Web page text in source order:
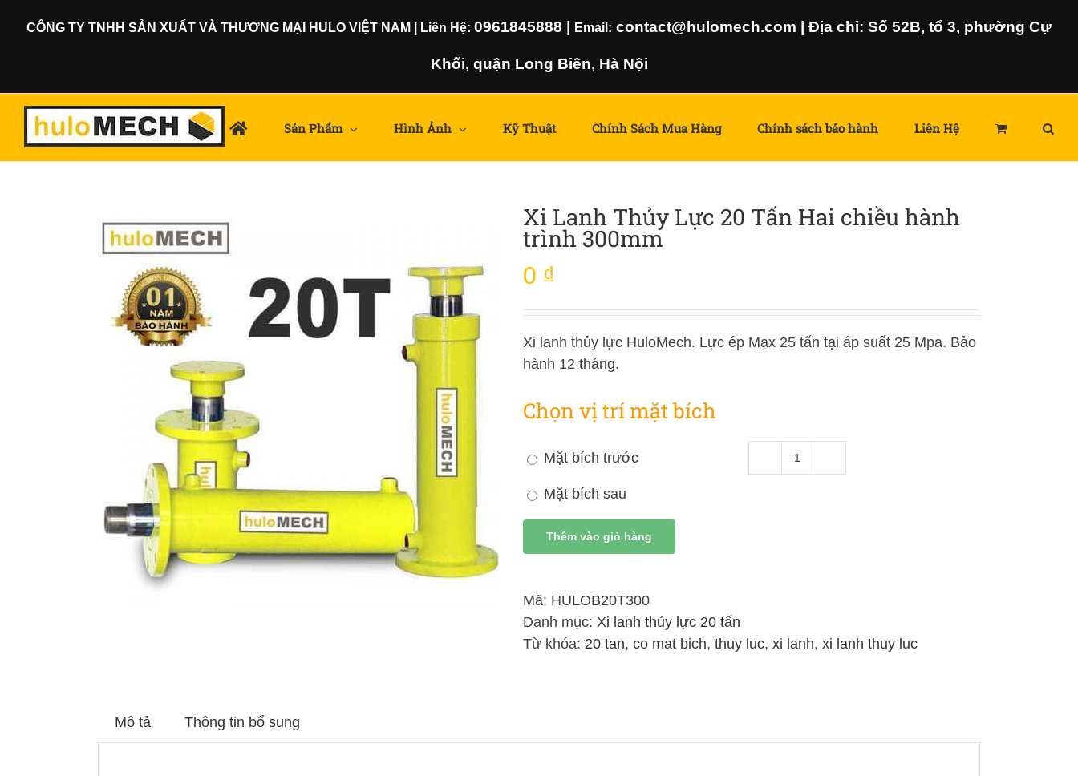
CÔNG TY TNHH SẢN XUẤT VÀ THƯƠNG MẠI HULO VIỆT NAM | Liên Hệ: 0961845888 Email: contact@hulomech.com | Địa chỉ: Số 52B, tổ 3, phường Cự
Khối, quận Long Biên, Hà Nội
Sản Phẩm Hình Ảnh Kỹ Thuật Chính Sách Mua Hàng Chính sách bảo hành Liên Hệ
Xi Lanh Thủy Lực 20 Tấn Hai chiều hành
trình 300mm
0 ₫
Xi lanh thủy lực HuloMech. Lực ép Max 25 tấn tại áp suất 25 Mpa. Bảo
hành 12 tháng.
Chọn vị trí mặt bích
Mặt bích trước
Mặt bích sau
Xi
hành
Thêm vào giỏ hàng
Mã: HULOB20T300
Danh mục: Xi lanh thủy lực 20 tấn
Từ khóa: 20 tan, co mat bich, thuy luc, xi lanh, xi lanh thuy luc
Mô tả Thông tin bổ sung